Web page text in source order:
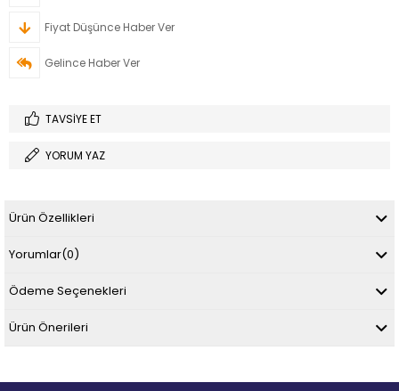
Fiyat Düşünce Haber Ver
Gelince Haber Ver
TAVSIYE ET
YORUM YAZ
Ürün Özellikleri
Yorumlar(0)
Ödeme Seçenekleri
Ürün Önerileri